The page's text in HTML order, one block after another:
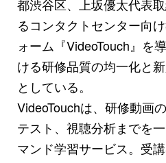
都渋谷区、上坂優太代表
るコンタクトセンター向
ォーム『VideoTouch』を
ける研修品質の均一化と
としている。
VideoTouchは、研修動画
テスト、視聴分析までを
マンド学習サービス。受